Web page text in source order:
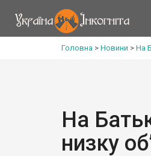
Головна > Новини > На
На
низку